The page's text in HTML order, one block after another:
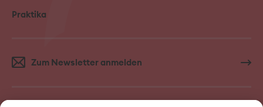
Praktika
Zum Newsletter anmelden